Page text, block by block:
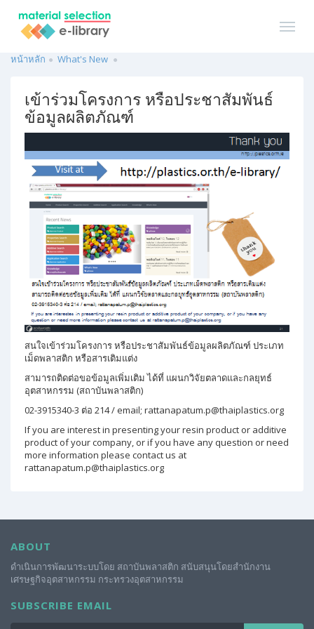
หน้าหลัก What's New
เข้าร่วมโครงการ หรือประชาสัมพันธ์
ข้อมูลผลิตภัณฑ์
สนใจเข้าร่วมโครงการ หรือประชาสัมพันธ์ข้อมูลผลิตภัณฑ์ ประเภท
เม็ดพลาสติก หรือสารเติมแต่ง
สามารถติดต่อขอข้อมูลเพิ่มเติม ได้ที่ แผนกวิจัยตลาดและกลยุทธ์
อุตสาหกรรม (สถาบันพลาสติก)
02-3915340-3 ต่อ 214 / email; rattanapatum.p@thaiplastics.org
If you are interest in presenting your resin product or additive
product of your company, or if you have any question or need
more information please contact us at
rattanapatum.p@thaiplastics.org
ABOUT
ดำเนินการพัฒนาระบบโดย สถาบันพลาสติก สนับสนุนโดยสำนักงาน
เศรษฐกิจอุตสาหกรรม กระทรวงอุตสาหกรรม
SUBSCRIBE EMAIL